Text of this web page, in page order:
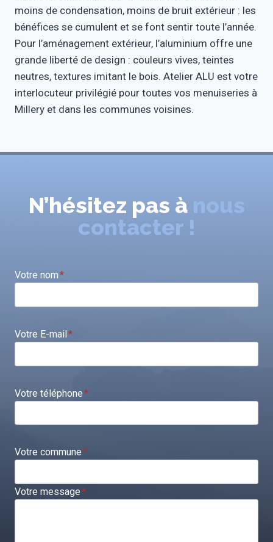
moins de condensation, moins de bruit extérieur : les
bénéfices se cumulent et se font sentir toute l’année.
Pour l’aménagement extérieur, l’aluminium offre une
grande liberté de design : couleurs vives, teintes
neutres, textures imitant le bois. Atelier ALU est votre
interlocuteur privilégié pour toutes vos menuiseries à
Millery et dans les communes voisines.
N’hésitez pas à nous
contacter !
Votre nom*
Votre E-mail*
Votre téléphone*
Votre commune*
Votre message*